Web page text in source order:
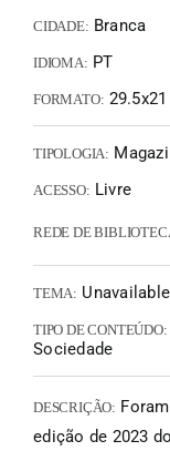
CIDADE: Branca
IDIOMA: PT
FORMATO:
TIPOLOGIA:
ACESSO: Livre
REDE DE
TEMA: Unavailable
TIPO DE CONTEÚDO:
Sociedade
DESCRIÇÃO:
edição de 2023